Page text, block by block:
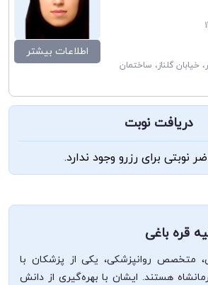
۱۷ شهریور، خیابان گلناز، ساختمان
اطلاعات بیشتر
دریافت نوبت
نوبتی برای رزرو وجود ندارد.
قره باغی
متخصص روانپزشکی، یکی از پزشکان با
هستند. ایشان با بهره‌گیری از دانش